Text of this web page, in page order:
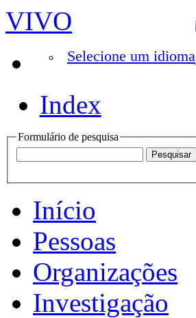
VIVO
Selecione um idioma
Index
Formulário de pesquisa
Início
Pessoas
Organizações
Investigação